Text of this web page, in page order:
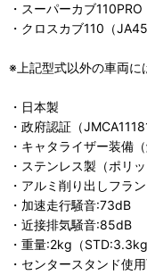
・スーパーカブ110PRO
・クロスカブ110（JA45
※上記型式以外の車両に
・日本製
・政府認証（
・キャタライザー装備（
・ステンレス製（ポリッ
・アルミ削り出しフラ
・加速走行騒音:73dB
・近接排気騒音:85dB
・重量:2kg（STD:3.3kg
・センタースタンド使